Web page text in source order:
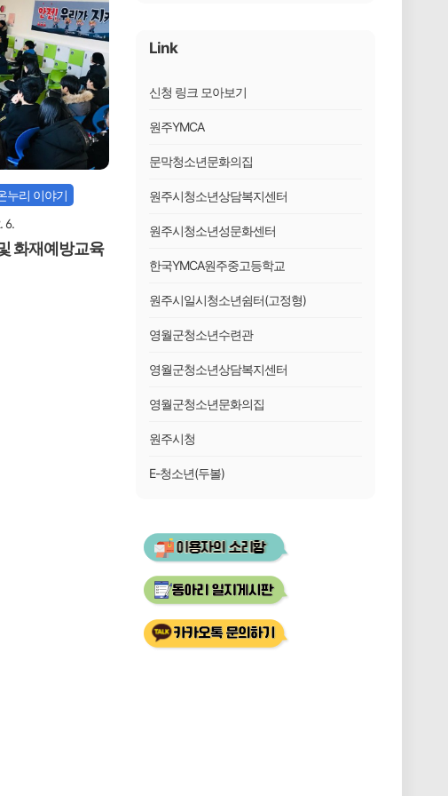
Link
신청 링크 모아보기
원주YMCA
문막청소년문화의집
원주시청소년상담복지센터
원주시청소년성문화센터
한국YMCA원주중고등학교
원주시일시청소년쉼터(고정형)
영월군청소년수련관
영월군청소년상담복지센터
영월군청소년문화의집
원주시청
E-청소년(두볼)
누리 이야기
6.
화재예방교육